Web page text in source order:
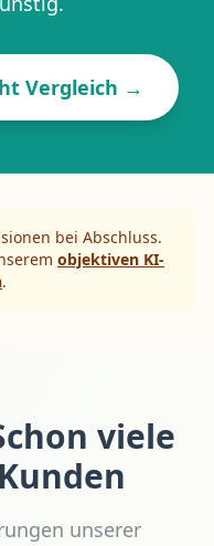
Vergleich →
bei Abschluss.
objektiven KI-
.
viele
unserer